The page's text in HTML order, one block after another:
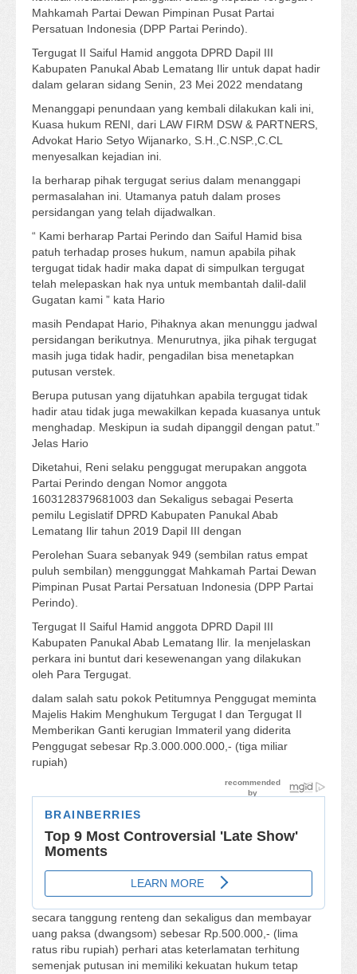
Mahkamah Partai Dewan Pimpinan Pusat Partai
Persatuan Indonesia (DPP Partai Perindo).
Tergugat II Saiful Hamid anggota DPRD Dapil III
Kabupaten Panukal Abab Lematang Ilir untuk dapat hadir
dalam gelaran sidang Senin, 23 Mei 2022 mendatang
Menanggapi penundaan yang kembali dilakukan kali ini,
Kuasa hukum RENI, dari LAW FIRM DSW & PARTNERS,
Advokat Hario Setyo Wijanarko, S.H.,C.NSP.,C.CL
menyesalkan kejadian ini.
Ia berharap pihak tergugat serius dalam menanggapi
permasalahan ini. Utamanya patuh dalam proses
persidangan yang telah dijadwalkan.
“ Kami berharap Partai Perindo dan Saiful Hamid bisa
patuh terhadap proses hukum, namun apabila pihak
tergugat tidak hadir maka dapat di simpulkan tergugat
telah melepaskan hak nya untuk membantah dalil-dalil
Gugatan kami ” kata Hario
masih Pendapat Hario, Pihaknya akan menunggu jadwal
persidangan berikutnya. Menurutnya, jika pihak tergugat
masih juga tidak hadir, pengadilan bisa menetapkan
putusan verstek.
Berupa putusan yang dijatuhkan apabila tergugat tidak
hadir atau tidak juga mewakilkan kepada kuasanya untuk
menghadap. Meskipun ia sudah dipanggil dengan patut.”
Jelas Hario
Diketahui, Reni selaku penggugat merupakan anggota
Partai Perindo dengan Nomor anggota
1603128379681003 dan Sekaligus sebagai Peserta
pemilu Legislatif DPRD Kabupaten Panukal Abab
Lematang Ilir tahun 2019 Dapil III dengan
Perolehan Suara sebanyak 949 (sembilan ratus empat
puluh sembilan) menggunggat Mahkamah Partai Dewan
Pimpinan Pusat Partai Persatuan Indonesia (DPP Partai
Perindo).
Tergugat II Saiful Hamid anggota DPRD Dapil III
Kabupaten Panukal Abab Lematang Ilir. Ia menjelaskan
perkara ini buntut dari kesewenangan yang dilakukan
oleh Para Tergugat.
dalam salah satu pokok Petitumnya Penggugat meminta
Majelis Hakim Menghukum Tergugat I dan Tergugat II
Memberikan Ganti kerugian Immateril yang diderita
Penggugat sebesar Rp.3.000.000.000,- (tiga miliar
rupiah)
secara tanggung renteng dan sekaligus dan membayar
uang paksa (dwangsom) sebesar Rp.500.000,- (lima
ratus ribu rupiah) perhari atas keterlamatan terhitung
semenjak putusan ini memiliki kekuatan hukum tetap